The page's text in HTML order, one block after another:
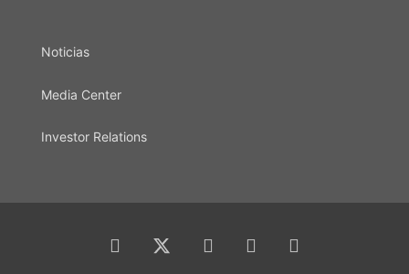
Noticias
Media Center
Investor Relations